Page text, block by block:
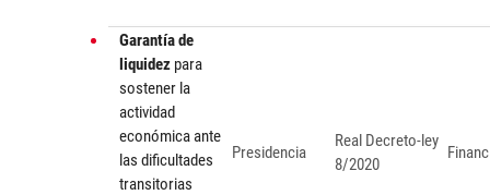
Garantía de
liquidez para
sostener la
actividad
económica ante
las dificultades
transitorias
Presidencia
Real Decreto-ley
8/2020